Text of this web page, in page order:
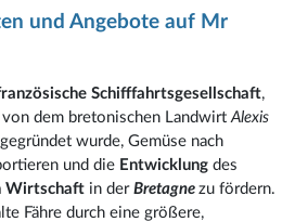
und Angebote auf Mr
Schifffahrtsgesellschaft,
dem bretonischen LandwirtAlexis
wurde, Gemüse nach
und die Entwicklungdes
Wirtschaft in derBretagnezu fördern.
Fähre durch eine größere,